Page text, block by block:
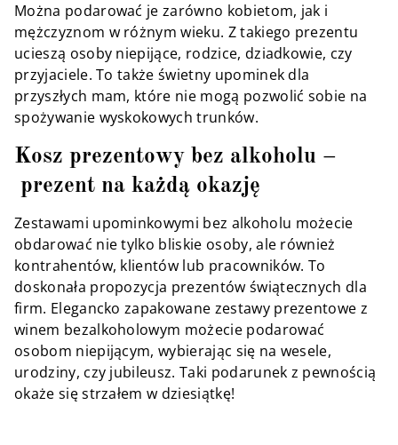
Można podarować je zarówno kobietom, jak i
mężczyznom w różnym wieku. Z takiego prezentu
ucieszą osoby niepijące, rodzice, dziadkowie, czy
przyjaciele. To także świetny upominek dla
przyszłych mam, które nie mogą pozwolić sobie na
spożywanie wyskokowych trunków.
Kosz prezentowy bez alkoholu –
prezent na każdą okazję
Zestawami upominkowymi bez alkoholu możecie
obdarować nie tylko bliskie osoby, ale również
kontrahentów, klientów lub pracowników. To
doskonała propozycja prezentów świątecznych dla
firm. Elegancko zapakowane zestawy prezentowe z
winem bezalkoholowym możecie podarować
osobom niepijącym, wybierając się na wesele,
urodziny, czy jubileusz. Taki podarunek z pewnością
okaże się strzałem w dziesiątkę!